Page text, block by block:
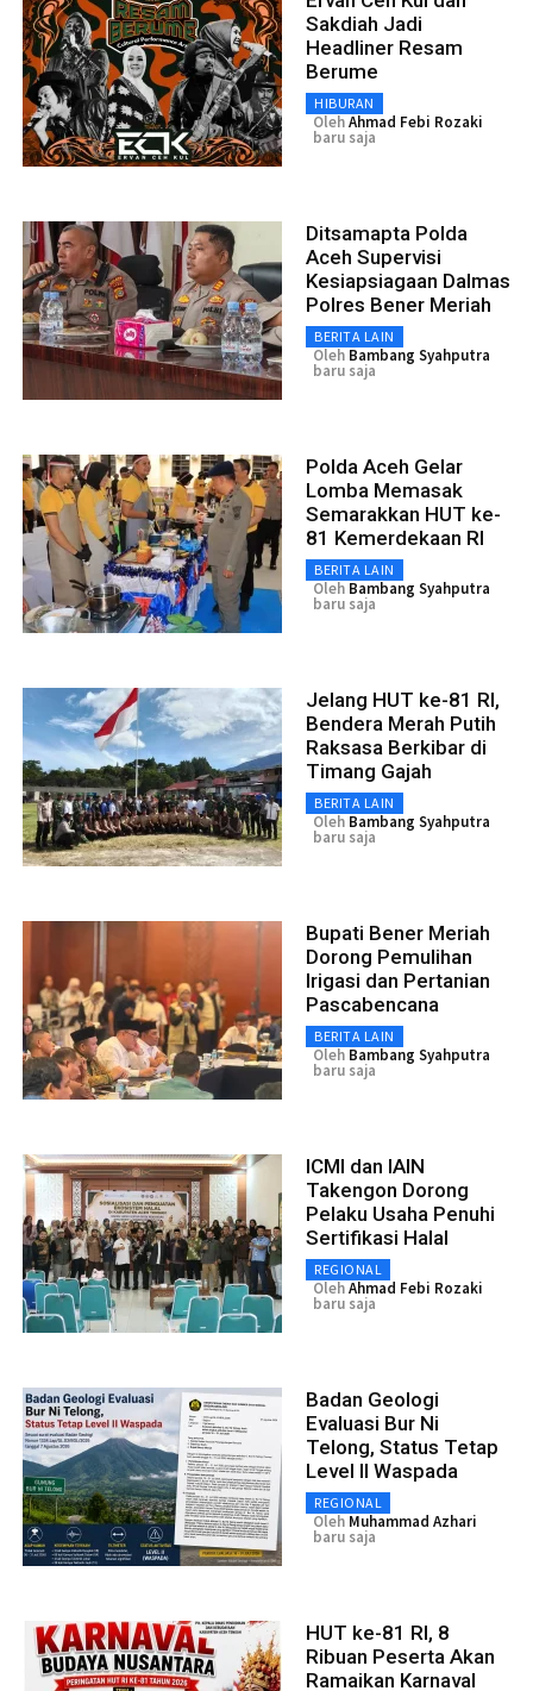
Sakdiah Jadi
Headliner Resam
Berume
HIBURAN
OlehAhmad Febi Rozaki
baru saja
Ditsamapta Polda
Aceh Supervisi
Kesiapsiagaan Dalmas
Polres Bener Meriah
BERITA LAIN
Oleh Bambang Syahputra
baru saja
Polda Aceh Gelar
Lomba Memasak
Semarakkan HUT ke-
81 Kemerdekaan RI
BERITA LAIN
Oleh Bambang Syahputra
baru saja
Jelang HUT ke-81 RI,
Bendera Merah Putih
Raksasa Berkibar di
Timang Gajah
BERITA LAIN
Oleh Bambang Syahputra
baru saja
Bupati Bener Meriah
Dorong Pemulihan
Irigasi dan Pertanian
Pascabencana
BERITA LAIN
Oleh Bambang Syahputra
baru saja
ICMI dan IAIN
Takengon Dorong
Pelaku Usaha Penuhi
Sertifikasi Halal
REGIONAL
OlehAhmad Febi Rozaki
baru saja
Badan Geologi
Evaluasi Bur Ni
Telong, Status Tetap
Level II Waspada
REGIONAL
Oleh Muhammad Azhari
baru saja
HUT ke-81 RI, 8
Ribuan Peserta Akan
Ramaikan Karnaval